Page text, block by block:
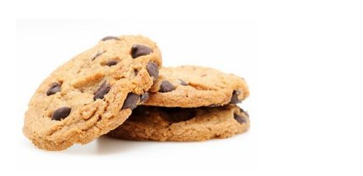
Mentions légales
CGV et mentions légales